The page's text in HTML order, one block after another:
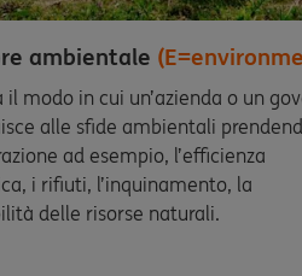
ambientale
il modo in cui un’azienda o un
alle sfide ambientali
ad esempio, l’efficienza
i rifiuti, l’inquinamento, la
delle risorse naturali.